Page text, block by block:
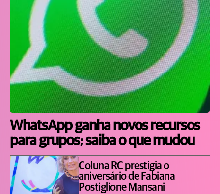
WhatsApp ganha novos recursos
para grupos; saiba o que mudou
Coluna RC prestigia o
aniversário de Fabiana
Postiglione Mansani